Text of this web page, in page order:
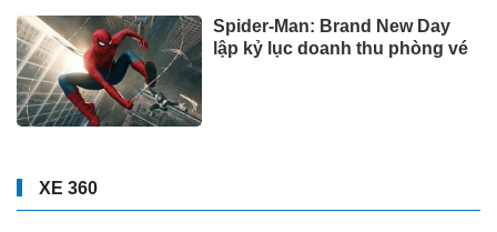
Spider-Man: Brand New Day
lập kỷ lục doanh thu phòng vé
XE 360